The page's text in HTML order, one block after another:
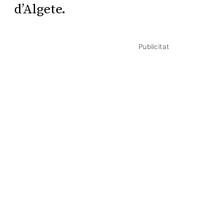
d’Algete.
Publicitat